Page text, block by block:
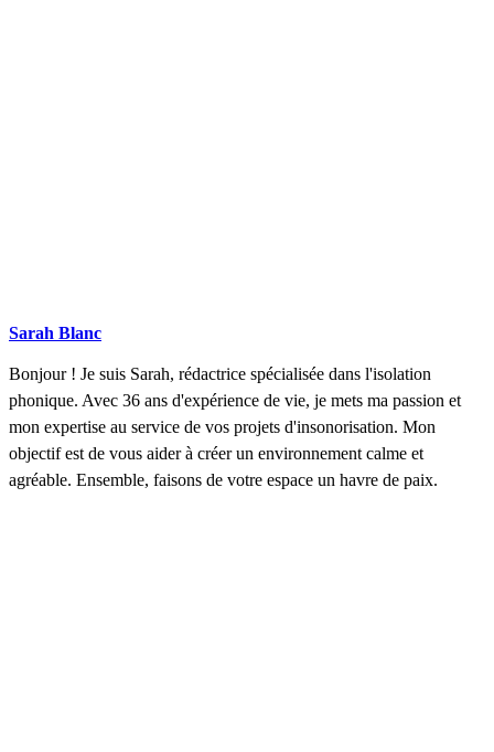
Sarah Blanc
Bonjour ! Je suis Sarah, rédactrice spécialisée dans l'isolation
phonique. Avec 36 ans d'expérience de vie, je mets ma passion et
mon expertise au service de vos projets d'insonorisation. Mon
objectif est de vous aider à créer un environnement calme et
agréable. Ensemble, faisons de votre espace un havre de paix.